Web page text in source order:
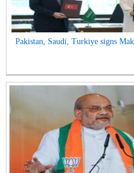
Pakistan, Saudi, Turkiye signs